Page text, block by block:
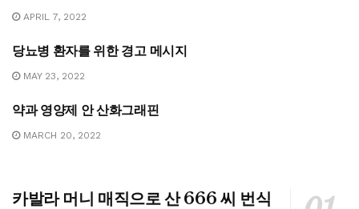
APRIL 7, 2022
건강
당뇨병 환자를 위한 경고 메시지
MAY 23, 2022
건강
약과 영양제 안 산화그래핀
MARCH 20, 2022
카발라 머니 매직으로 산 666 씨 번식